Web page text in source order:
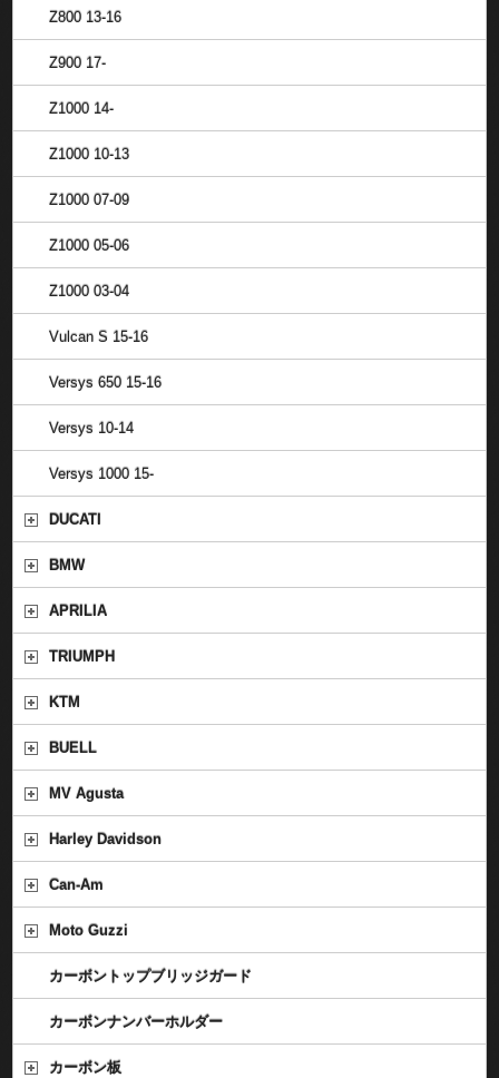
Z800 13-16
Z900 17-
Z1000 14-
Z1000 10-13
Z1000 07-09
Z1000 05-06
Z1000 03-04
Vulcan S 15-16
Versys 650 15-16
Versys 10-14
Versys 1000 15-
DUCATI
BMW
APRILIA
TRIUMPH
KTM
BUELL
MV Agusta
Harley Davidson
Can-Am
Moto Guzzi
カーボントップブリッジガード
カーボンナンバーホルダー
カーボン板